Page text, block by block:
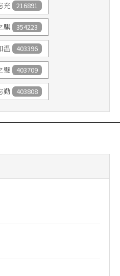
充 216891
騏 354223
温 403396
璧 403709
勤 403808